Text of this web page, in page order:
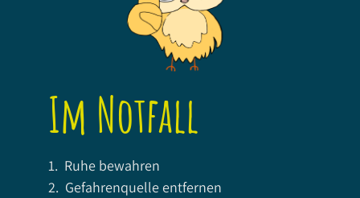
Im Notfall
1. Ruhe bewahren
2. Gefahrenquelle entfernen